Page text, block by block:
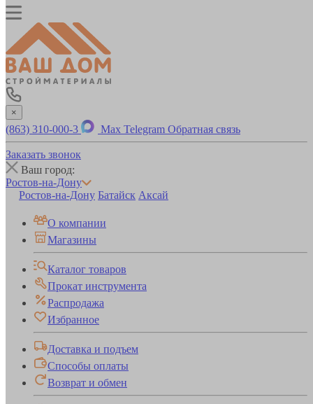
×
(863) 310-000-3 Max Telegram Обратная связь
Заказать звонок
Ваш город:
Ростов-на-Дону
Ростов-на-Дону Батайск Аксай
О компании
Магазины
Каталог товаров
Прокат инструмента
Распродажа
Избранное
Доставка и подъем
Способы оплаты
Возврат и обмен